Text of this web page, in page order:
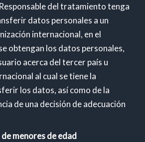
del tratamiento tenga
datos personales a un
internacional, en el
obtengan los datos personales,
acerca del tercer país u
al cual se tiene la
los datos, así como de la
de una decisión de adecuación
menores de edad